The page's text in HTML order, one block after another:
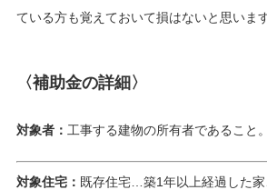
ている方も覚えておいて損はないと思いま
〈補助金の詳細〉
対象者： 工事する建物の所有者であること。
対象住宅： 既存住宅…築1年以上経過した家